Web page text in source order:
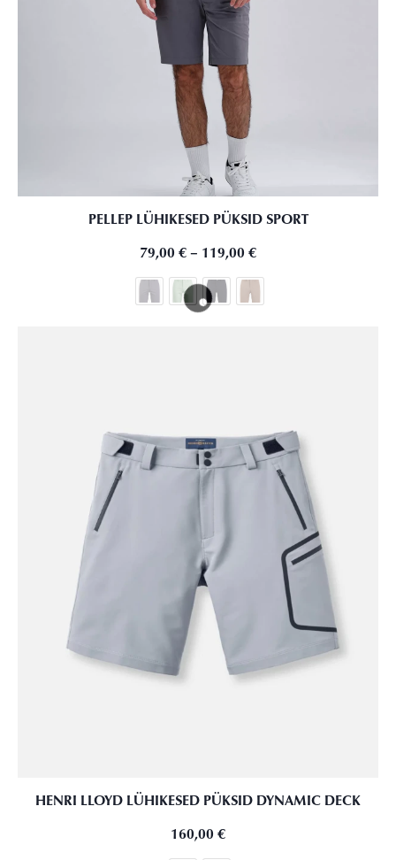
PELLEP LÜHIKESED PÜKSID SPORT
79,00 €– 119,00 €
HENRI LLOYD LÜHIKESED PÜKSID DYNAMIC DECK
160,00 €